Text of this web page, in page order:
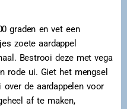
graden en vet een
zoete aardappel
Bestrooi deze met vega
rode ui. Giet het mengsel
de aardappelen voor
af te maken,